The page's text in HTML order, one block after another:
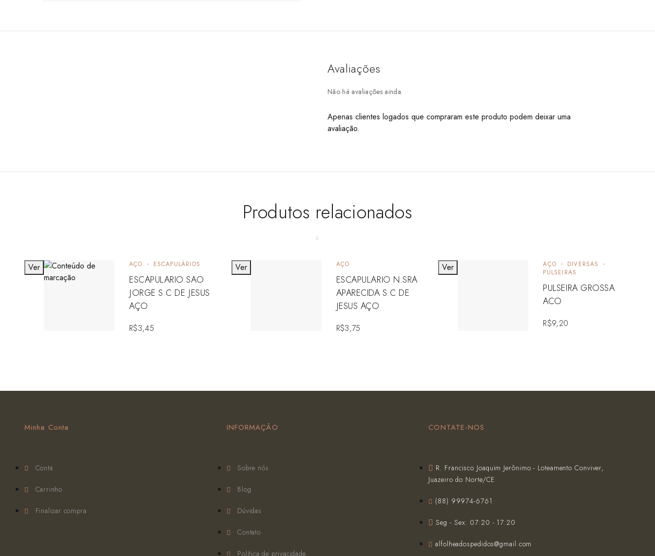
Avaliações
Não há avaliações ainda.
Apenas clientes logados que compraram este produto podem deixar uma
avaliação.
Produtos relacionados
AÇO ESCAPULÁRIOS
ESCAPULARIO SAO
JORGE S.C DE JESUS
AÇO
R$3,45
Ver AÇO
ESCAPULARIO N.SRA
APARECIDA S.C DE
JESUS AÇO
R$3,75
Ver AÇO
DIVERSAS
PULSEIRAS
PULSEIRA GROSSA
ACO
R$9,20
Ver
Minha Conta
Conta
Carrinho
Finalizar compra
INFORMAÇÃO
Sobre nós
Blog
Dúvidas
Contato
Política de privacidade
CONTATE-NOS
R. Francisco Joaquim Jerônimo - Loteamento Conviver,
Juazeiro do Norte/CE
(‪88) 99974-6761‬
Seg - Sex: 07:20 - 17:20
alfolheadospedidos@gmail.com